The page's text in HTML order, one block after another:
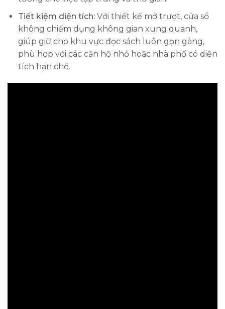
Tiết kiệm diện tích:Với thiết kế mở trượt, cửa sổ
không chiếm dụng không gian xung quanh,
giúp giữ cho khu vực đọc sách luôn gọn gàng,
phù hợp với các căn hộ nhỏ hoặc nhà phố có diện
tích hạn chế.